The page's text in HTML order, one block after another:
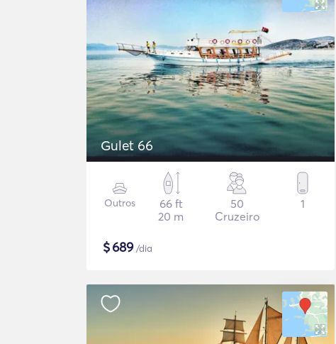
Gulet 66
Outros
66 ft
20 m
50
Cruzeiro
1
$689/dia